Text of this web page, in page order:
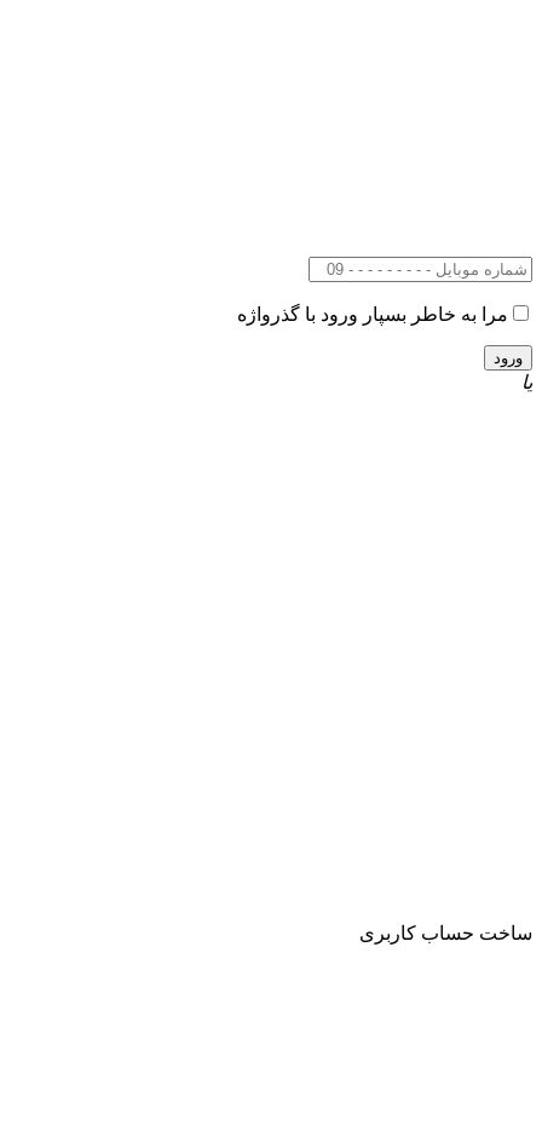
مرا به خاطر بسپار ورود با گذرواژه
یا
ساخت حساب کاربری